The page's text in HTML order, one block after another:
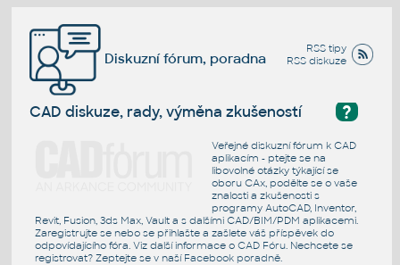
RSS tipy
RSS diskuze
Diskuzní fórum, poradna
?
CAD diskuze, rady, výměna zkušeností
Veřejné diskuzní fórum k CAD
aplikacím - ptejte se na
libovolné otázky týkající se
oboru CAx, podělte se o vaše
znalosti a zkušenosti s
programy AutoCAD, Inventor,
Revit, Fusion, 3ds Max, Vault a s dalšími CAD/BIM/PDM aplikacemi.
Zaregistrujte se nebo se přihlašte a zašlete váš příspěvek do
odpovídajícího fóra. Viz další informace o CAD Fóru. Nechcete se
registrovat? Zeptejte se v naší Facebook poradně.